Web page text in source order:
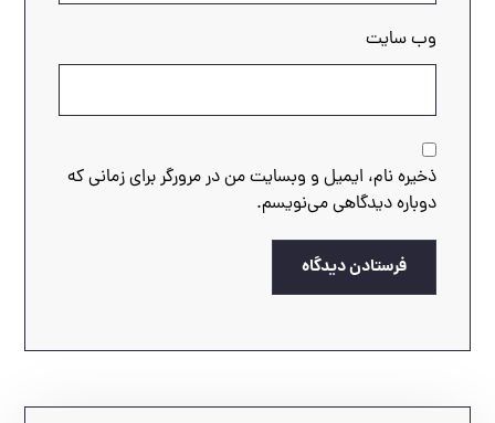
وب‌ سایت
ذخیره نام، ایمیل و وبسایت من در مرورگر برای زمانی که
دوباره دیدگاهی می‌نویسم.
فرستادن دیدگاه